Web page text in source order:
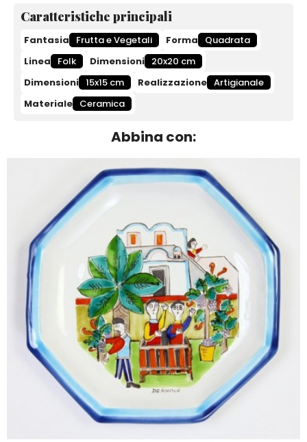
Caratteristiche principali
Fantasia Frutta e Vegetali Forma
Quadrata
Linea
Folk Dimensioni 20x20 cm
Dimensioni 15x15 cm Realizzazione Artigianale
Materiale Ceramica
Abbina con: